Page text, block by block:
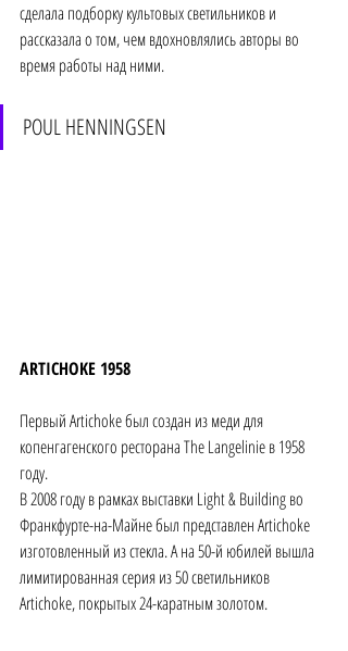
сделала подборку культовых светильников и
рассказала о том, чем вдохновлялись авторы во
время работы над ними.
POUL HENNINGSEN
ARTICHOKE 1958
Первый Artichoke был создан из меди для
копенгагенского ресторана The Langelinie в 1958
году.
В 2008 году в рамках выставки Light & Building во
Франкфурте-на-Майне был представлен Artichoke
изготовленный из стекла. А на 50-й юбилей вышла
лимитированная серия из 50 светильников
Artichoke, покрытых 24-каратным золотом.